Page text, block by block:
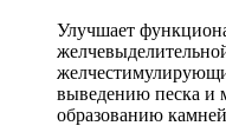
Улучшает
выведению песка и
образованию